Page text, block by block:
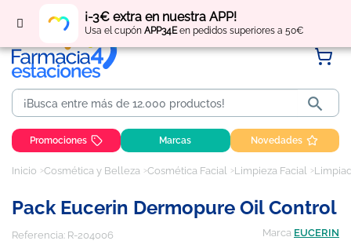
¡-3€ extra en nuestra APP!
Usa el cupón APP34Een pedidos superiores a 50€
Regístratey obtén puntos por tus compras

Promociones Marcas Novedades
Inicio Cosmética y Belleza Cosmética Facial Limpieza Facial
Pack Eucerin Dermopure Oil Control
Referencia: R-204006 Marca EUCERIN